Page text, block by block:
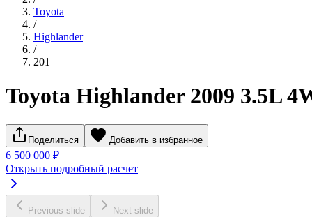
Toyota
/
Highlander
/
201
Toyota Highlander 2009 3.5L
Поделиться Добавить в избранное
6 500 000 ₽
Открыть подробный расчет
Previous slide Next slide